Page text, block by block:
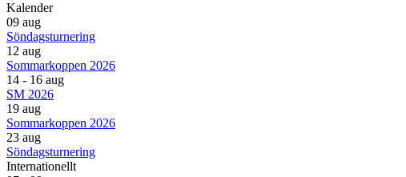
Kalender
09 aug
Söndagsturnering
12 aug
Sommarkoppen 2026
14 - 16 aug
SM 2026
19 aug
Sommarkoppen 2026
23 aug
Söndagsturnering
Internationellt